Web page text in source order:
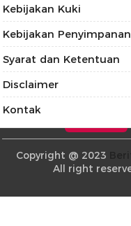
Kebijakan Kuki
Kebijakan
Syarat dan Ketentuan
Disclaimer
Kontak
Copyright @ 2023
All right